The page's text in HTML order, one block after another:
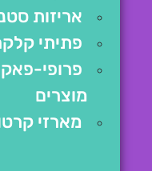
אריזות
פתיתי
פרופי-פאק
מוצרים
מארזי